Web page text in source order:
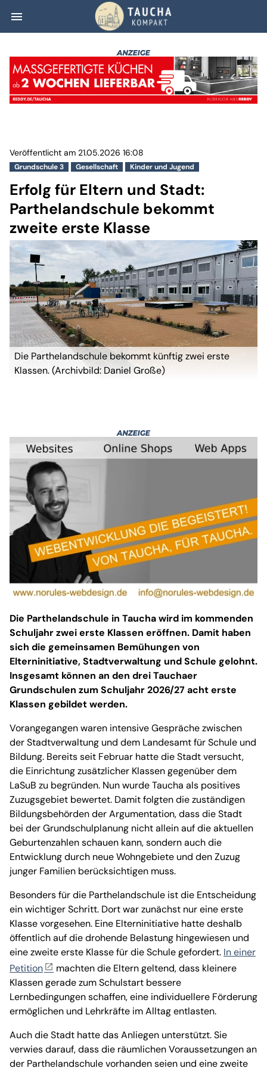
menu Erfolg für Eltern
Grundschule 3 Gesellschaft Kinder und Jugend
Veröffentlicht am 21.05.2026 16:08
Erfolg für Eltern und Stadt:
Parthelandschule bekommt
zweite erste Klasse
Die Parthelandschule bekommt künftig zwei erste
Klassen. (Archivbild: Daniel Große)
Die Parthelandschule in Taucha wird im kommenden
Schuljahr zwei erste Klassen eröffnen. Damit haben
sich die gemeinsamen Bemühungen von
Elterninitiative, Stadtverwaltung und Schule gelohnt.
Insgesamt können an den drei Tauchaer
Grundschulen zum Schuljahr 2026/27 acht erste
Klassen gebildet werden.
Vorangegangen waren intensive Gespräche zwischen
der Stadtverwaltung und dem Landesamt für Schule und
Bildung. Bereits seit Februar hatte die Stadt versucht,
die Einrichtung zusätzlicher Klassen gegenüber dem
LaSuB zu begründen. Nun wurde Taucha als positives
Zuzugsgebiet bewertet. Damit folgten die zuständigen
Bildungsbehörden der Argumentation, dass die Stadt
bei der Grundschulplanung nicht allein auf die aktuellen
Geburtenzahlen schauen kann, sondern auch die
Entwicklung durch neue Wohngebiete und den Zuzug
junger Familien berücksichtigen muss.
Besonders für die Parthelandschule ist die Entscheidung
ein wichtiger Schritt. Dort war zunächst nur eine erste
Klasse vorgesehen. Eine Elterninitiative hatte deshalb
öffentlich auf die drohende Belastung hingewiesen und
eine zweite erste Klasse für die Schule gefordert. In einer
Petition
machten die Eltern geltend, dass kleinere
Klassen gerade zum Schulstart bessere
Lernbedingungen schaffen, eine individuellere Förderung
ermöglichen und Lehrkräfte im Alltag entlasten.
Auch die Stadt hatte das Anliegen unterstützt. Sie
verwies darauf, dass die räumlichen Voraussetzungen an
der Parthelandschule vorhanden seien und eine zweite